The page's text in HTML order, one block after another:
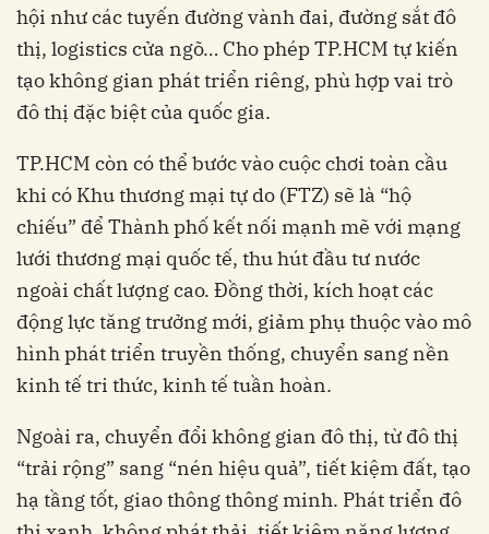
hội như các tuyến đường vành đai, đường sắt đô
thị, logistics cửa ngõ… Cho phép TP.HCM tự kiến
tạo không gian phát triển riêng, phù hợp vai trò
đô thị đặc biệt của quốc gia.
TP.HCM còn có thể bước vào cuộc chơi toàn cầu
khi có Khu thương mại tự do (FTZ) sẽ là “hộ
chiếu” để Thành phố kết nối mạnh mẽ với mạng
lưới thương mại quốc tế, thu hút đầu tư nước
ngoài chất lượng cao. Đồng thời, kích hoạt các
động lực tăng trưởng mới, giảm phụ thuộc vào mô
hình phát triển truyền thống, chuyển sang nền
kinh tế tri thức, kinh tế tuần hoàn.
Ngoài ra, chuyển đổi không gian đô thị, từ đô thị
“trải rộng” sang “nén hiệu quả”, tiết kiệm đất, tạo
hạ tầng tốt, giao thông thông minh. Phát triển đô